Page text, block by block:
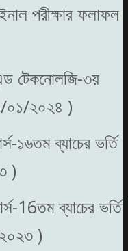
পরীক্ষার ফলাফল
টেকনোলজি-৩য়
০১/২০২৪ )
১৬তম ব্যাচের ভর্তি
)
16তম ব্যাচের ভর্তি
২০২৩ )